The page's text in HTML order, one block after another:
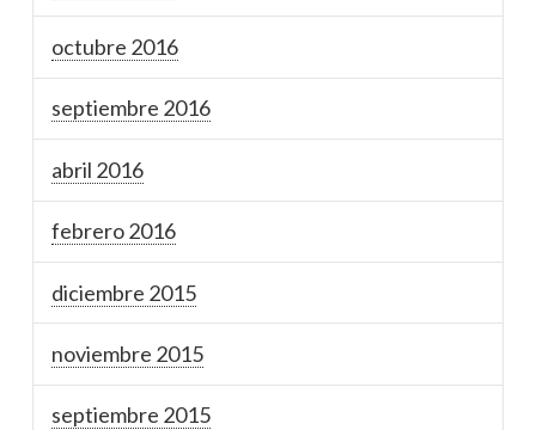
octubre 2016
septiembre 2016
abril 2016
febrero 2016
diciembre 2015
noviembre 2015
septiembre 2015